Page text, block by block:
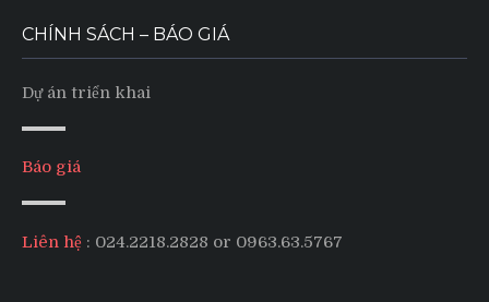
CHÍNH SÁCH – BÁO GIÁ
Dự án triển khai
Báo giá
Liên hệ : 024.2218.2828 or 0963.63.5767